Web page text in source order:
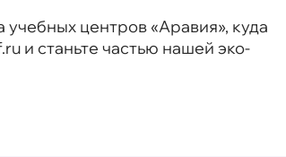
учебных центров «Аравия», куда
и станьте частью нашей эко-